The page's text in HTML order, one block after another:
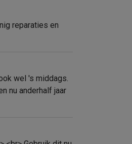
reparaties en
wel 's middags.
nu anderhalf jaar